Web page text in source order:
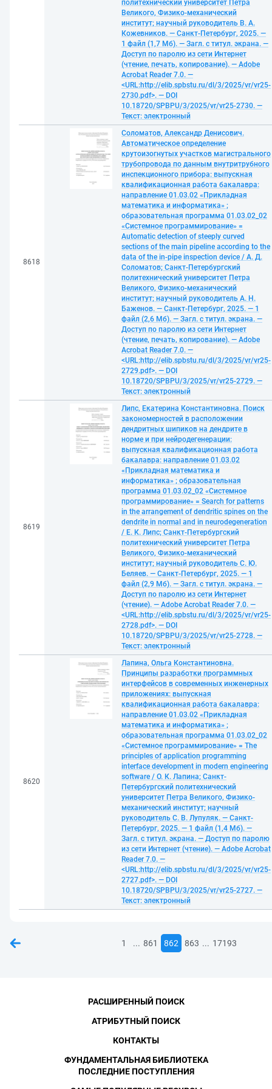
политехнический университет Петра
Великого, Физико-механический
институт; научный руководитель В. А.
Кожевников. — Санкт-Петербург, 2025. —
1 файл (1,7 Мб). — Загл. с титул. экрана. —
Доступ по паролю из сети Интернет
(чтение, печать, копирование). — Adobe
Acrobat Reader 7.0. —
<URL:http://elib.spbstu.ru/dl/3/2025/vr/vr25-
2730.pdf>. — DOI
10.18720/SPBPU/3/2025/vr/vr25-2730. —
Текст: электронный
8618
Соломатов, Александр Денисович.
Автоматическое определение
крутоизогнутых участков магистрального
трубопровода по данным внутритрубного
инспекционного прибора: выпускная
квалификационная работа бакалавра:
направление 01.03.02 «Прикладная
математика и информатика» ;
образовательная программа 01.03.02_02
«Системное программирование» =
Automatic detection of steeply curved
sections of the main pipeline according to the
data of the in-pipe inspection device / А. Д.
Соломатов; Санкт-Петербургский
политехнический университет Петра
Великого, Физико-механический
институт; научный руководитель А. Н.
Баженов. — Санкт-Петербург, 2025. — 1
файл (2,6 Мб). — Загл. с титул. экрана. —
Доступ по паролю из сети Интернет
(чтение, печать, копирование). — Adobe
Acrobat Reader 7.0. —
<URL:http://elib.spbstu.ru/dl/3/2025/vr/vr25-
2729.pdf>. — DOI
10.18720/SPBPU/3/2025/vr/vr25-2729. —
Текст: электронный
8619
Липс, Екатерина Константиновна. Поиск
закономерностей в расположении
дендритных шипиков на дендрите в
норме и при нейродегенерации:
выпускная квалификационная работа
бакалавра: направление 01.03.02
«Прикладная математика и
информатика» ; образовательная
программа 01.03.02_02 «Системное
программирование» = Search for patterns
in the arrangement of dendritic spines on the
dendrite in normal and in neurodegeneration
/ Е. К. Липс; Санкт-Петербургский
политехнический университет Петра
Великого, Физико-механический
институт; научный руководитель С. Ю.
Беляев. — Санкт-Петербург, 2025. — 1
файл (2,9 Мб). — Загл. с титул. экрана. —
Доступ по паролю из сети Интернет
(чтение). — Adobe Acrobat Reader 7.0. —
<URL:http://elib.spbstu.ru/dl/3/2025/vr/vr25-
2728.pdf>. — DOI
10.18720/SPBPU/3/2025/vr/vr25-2728. —
Текст: электронный
8620
Лапина, Ольга Константиновна.
Принципы разработки программных
интерфейсов в современных инженерных
приложениях: выпускная
квалификационная работа бакалавра:
направление 01.03.02 «Прикладная
математика и информатика» ;
образовательная программа 01.03.02_02
«Системное программирование» = The
principles of application programming
interface development in modern engineering
software / О. К. Лапина; Санкт-
Петербургский политехнический
университет Петра Великого, Физико-
механический институт; научный
руководитель С. В. Лупуляк. — Санкт-
Петербург, 2025. — 1 файл (1,4 Мб). —
Загл. с титул. экрана. — Доступ по паролю
из сети Интернет (чтение). — Adobe Acrobat
Reader 7.0. —
<URL:http://elib.spbstu.ru/dl/3/2025/vr/vr25-
2727.pdf>. — DOI
10.18720/SPBPU/3/2025/vr/vr25-2727. —
Текст: электронный
1 ... 861 862 863 ... 17193
РАСШИРЕННЫЙ ПОИСК
АТРИБУТНЫЙ ПОИСК
КОНТАКТЫ
ФУНДАМЕНТАЛЬНАЯ БИБЛИОТЕКА
ПОСЛЕДНИЕ ПОСТУПЛЕНИЯ